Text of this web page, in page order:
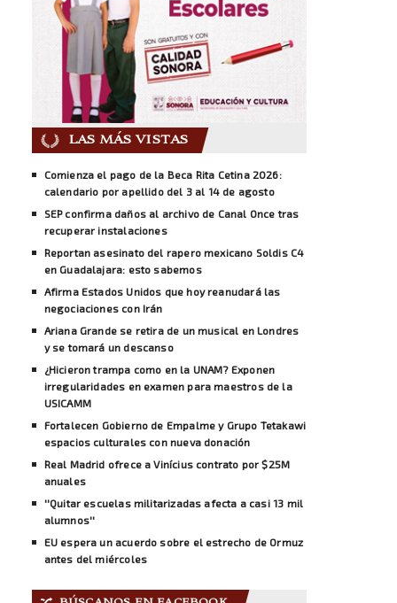
LAS MÁS VISTAS
Comienza el pago de la Beca Rita Cetina 2026:
calendario por apellido del 3 al 14 de agosto
SEP confirma daños al archivo de Canal Once tras
recuperar instalaciones
Reportan asesinato del rapero mexicano Soldis C4
en Guadalajara: esto sabemos
Afirma Estados Unidos que hoy reanudará las
negociaciones con Irán
Ariana Grande se retira de un musical en Londres
y se tomará un descanso
¿Hicieron trampa como en la UNAM? Exponen
irregularidades en examen para maestros de la
USICAMM
Fortalecen Gobierno de Empalme y Grupo Tetakawi
espacios culturales con nueva donación
Real Madrid ofrece a Vinícius contrato por $25M
anuales
''Quitar escuelas militarizadas afecta a casi 13 mil
alumnos''
EU espera un acuerdo sobre el estrecho de Ormuz
antes del miércoles